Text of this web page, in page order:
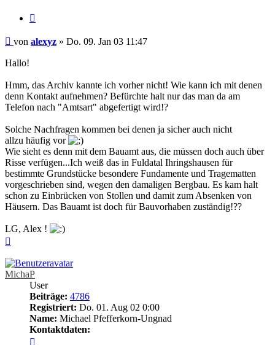
Beitrag
von alexyz » Do. 09. Jan 03 11:47
Hallo!
Hmm, das Archiv kannte ich vorher nicht! Wie kann ich mit denen
denn Kontakt aufnehmen? Befürchte halt nur das man da am
Telefon nach "Amtsart" abgefertigt wird!?
Solche Nachfragen kommen bei denen ja sicher auch nicht
allzu häufig vor
Wie sieht es denn mit dem Bauamt aus, die müssen doch auch über
Risse verfügen...Ich weiß das in Fuldatal Ihringshausen für
bestimmte Grundstücke besondere Fundamente und Tragematten
vorgeschrieben sind, wegen den damaligen Bergbau. Es kam halt
schon zu Einbrücken von Stollen und damit zum Absenken von
Häusern. Das Bauamt ist doch für Bauvorhaben zuständig!??
LG, Alex !
MichaP
User
Beiträge: 4786
Registriert: Do. 01. Aug 02 0:00
Name: Michael Pfefferkorn-Ungnad
Kontaktdaten: